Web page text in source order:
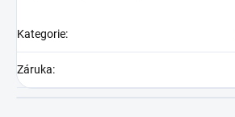
Kategorie:
Záruka: